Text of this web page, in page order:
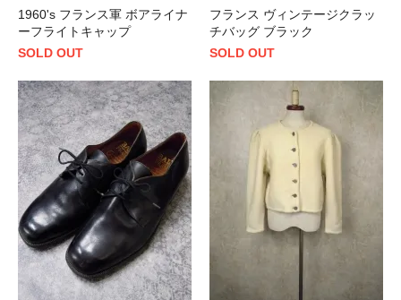
1960's フランス軍 ボアライナ
ーフライトキャップ
SOLD OUT
フランス ヴィンテージクラッ
チバッグ ブラック
SOLD OUT